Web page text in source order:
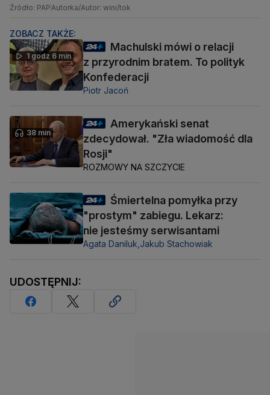
Źródło: PAPAutorka/Autor: wini/tok
ZOBACZ TAKŻE:
1 godz 6 min
Machulski mówi o relacji
z przyrodnim bratem. To polityk
Konfederacji
Piotr Jacoń
38 min
Amerykański senat
zdecydował. "Zła wiadomość dla
Rosji"
ROZMOWY NA SZCZYCIE
Śmiertelna pomyłka przy
"prostym" zabiegu. Lekarz:
nie jesteśmy serwisantami
Agata Daniluk, Jakub Stachowiak
UDOSTĘPNIJ: